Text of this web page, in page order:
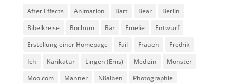
After Effects Animation Bart Bear
Berlin
Bibelkreise
Bochum Bär Emelie
Entwurf
Erstellung einer Homepage
Fail Frauen
Fredrik
Ich
Karikatur Lingen (Ems) Medizin
Monster
Moo.com
Männer N8alben
Photographie